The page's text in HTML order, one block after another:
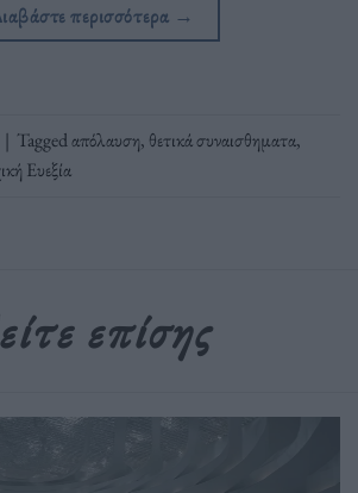
περισσότερα →
| Taggedαπόλαυση, θετικά συναισθηματα,
Ευεξία
επίσης